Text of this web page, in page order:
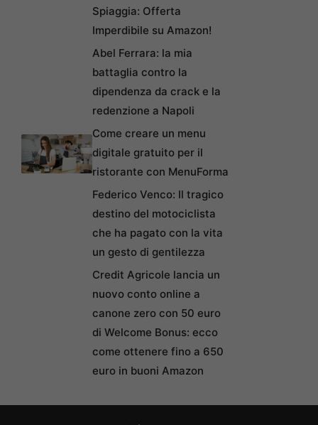
Spiaggia: Offerta
Imperdibile su Amazon!
Abel Ferrara: la mia
battaglia contro la
dipendenza da crack e la
redenzione a Napoli
Come creare un menu
digitale gratuito per il
ristorante con MenuForma
Federico Venco: Il tragico
destino del motociclista
che ha pagato con la vita
un gesto di gentilezza
Credit Agricole lancia un
nuovo conto online a
canone zero con 50 euro
di Welcome Bonus: ecco
come ottenere fino a 650
euro in buoni Amazon